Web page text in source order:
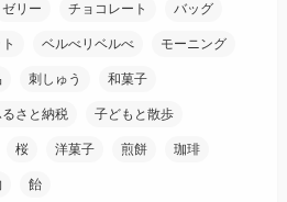
ゼリー チョコレート バッグ
ベルべリベルべ モーニング
刺しゅう 和菓子
さと納税 子どもと散歩
桜 洋菓子 煎餅 珈琲
飴